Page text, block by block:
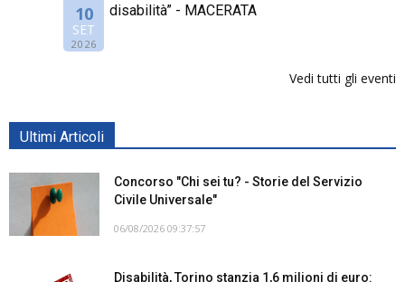
10
SET
2026
disabilità” - MACERATA
Vedi tutti gli eventi
Ultimi Articoli
Concorso "Chi sei tu? - Storie del Servizio
Civile Universale"
06/08/2026 09:37:57
Disabilità, Torino stanzia 1,6 milioni di euro: